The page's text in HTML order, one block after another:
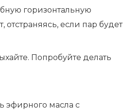
горизонтальную
если пар будет
Попробуйте делать
эфирного масла с